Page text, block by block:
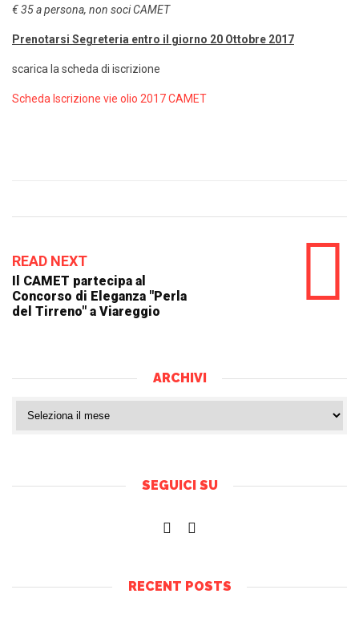
€ 35 a persona, non soci CAMET
Prenotarsi Segreteria entro il giorno 20 Ottobre 2017
scarica la scheda di iscrizione
Scheda Iscrizione vie olio 2017 CAMET
READ NEXT
Il CAMET partecipa al
Concorso di Eleganza "Perla
del Tirreno" a Viareggio
ARCHIVI
SEGUICI SU
RECENT POSTS